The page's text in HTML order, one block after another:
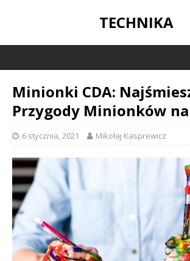
TECHNIKA
Minionki CDA:
Przygody Minionków
6 stycznia, 2021 Mikołaj Kasprewicz